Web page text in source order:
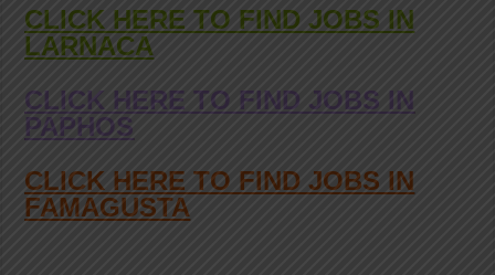
CLICK HERE TO FIND JOBS IN
LARNACA
CLICK HERE TO FIND JOBS IN
PAPHOS
CLICK HERE TO FIND JOBS IN
FAMAGUSTA